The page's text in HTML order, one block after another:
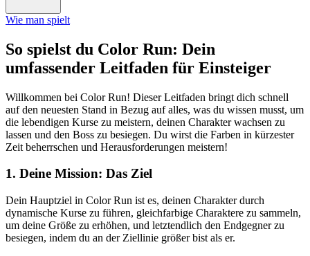
Wie man spielt
So spielst du Color Run: Dein
umfassender Leitfaden für Einsteiger
Willkommen bei Color Run! Dieser Leitfaden bringt dich schnell
auf den neuesten Stand in Bezug auf alles, was du wissen musst, um
die lebendigen Kurse zu meistern, deinen Charakter wachsen zu
lassen und den Boss zu besiegen. Du wirst die Farben in kürzester
Zeit beherrschen und Herausforderungen meistern!
1. Deine Mission: Das Ziel
Dein Hauptziel in Color Run ist es, deinen Charakter durch
dynamische Kurse zu führen, gleichfarbige Charaktere zu sammeln,
um deine Größe zu erhöhen, und letztendlich den Endgegner zu
besiegen, indem du an der Ziellinie größer bist als er.